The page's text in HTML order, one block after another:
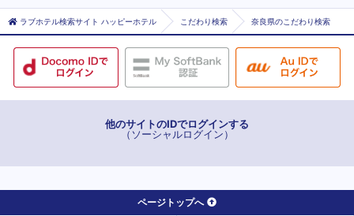
ラブホテル検索サイト ハッピーホテル こだわり検索 奈良県のこだわり検索
他のサイトのIDでログインする
（ソーシャルログイン）
ページトップへ